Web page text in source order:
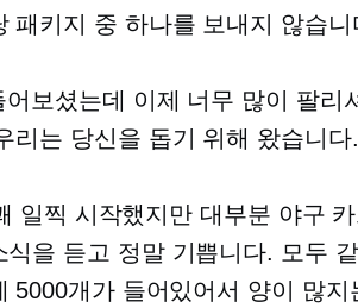
패키지 중 하나를 보내지 않습니
보셨는데 이제 너무 많이 팔리
리는 당신을 돕기 위해 왔습니다.
일찍 시작했지만 대부분 야구
을 듣고 정말 기쁩니다. 모두
5000개가 들어있어서 양이 많지